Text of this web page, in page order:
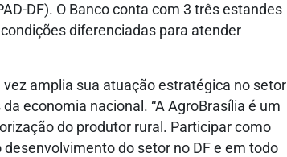
DF). O Banco conta com 3 três estandes
diferenciadas para atender
amplia sua atuação estratégica no setor
economia nacional. “A AgroBrasília é um
do produtor rural. Participar como
do setor no DF e em todo